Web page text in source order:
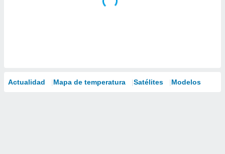
Actualidad Mapa de temperatura Satélites Modelos